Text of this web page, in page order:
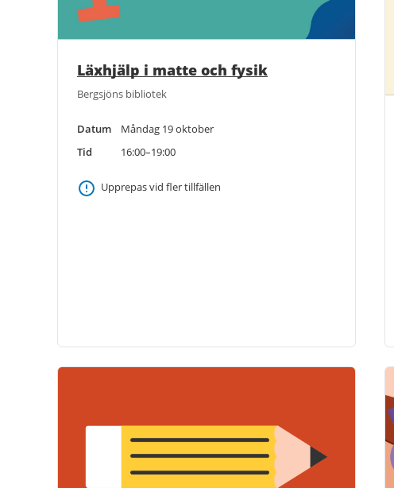
Läxhjälp i matte och fysik
Bergsjöns bibliotek
Datum
Måndag 19 oktober
Tid
16:00–19:00
Upprepas vid fler tillfällen